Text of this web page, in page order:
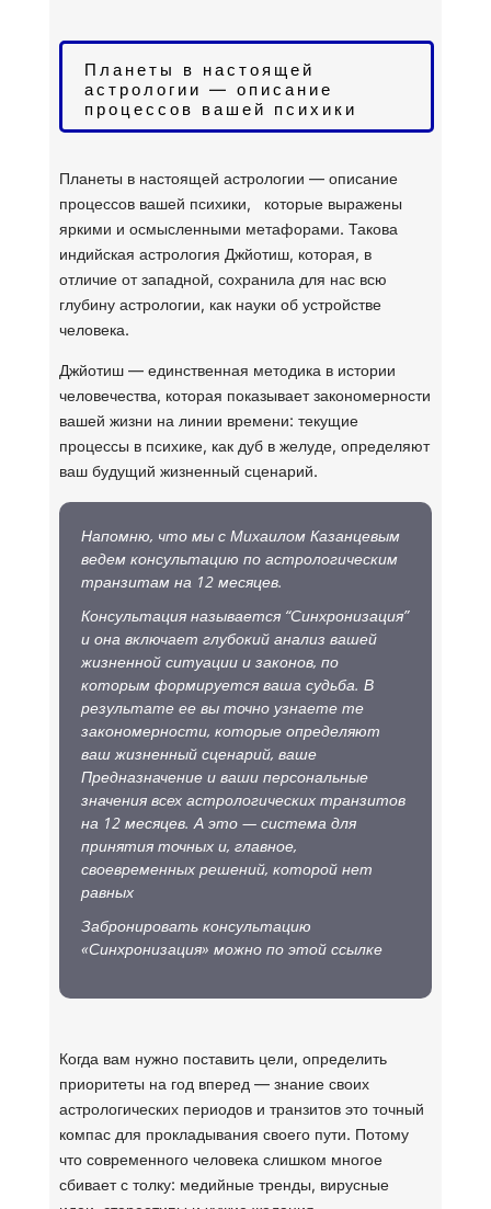
Планеты в настоящей
астрологии — описание
процессов вашей психики
Планеты в настоящей астрологии — описание
процессов вашей психики,
которые выражены
яркими и осмысленными метафорами. Такова
индийская астрология Джйотиш, которая, в
отличие от западной, сохранила для нас всю
глубину астрологии, как науки об устройстве
человека.
Джйотиш — единственная методика в истории
человечества, которая показывает закономерности
вашей жизни на линии времени: текущие
процессы в психике, как дуб в желуде, определяют
ваш будущий жизненный сценарий.
Напомню, что мы с Михаилом Казанцевым
ведем консультацию по астрологическим
транзитам на 12 месяцев.
Консультация называется “Синхронизация”
и она включает глубокий анализ вашей
жизненной ситуации и законов, по
которым формируется ваша судьба. В
результате ее вы точно узнаете те
закономерности, которые определяют
ваш жизненный сценарий, ваше
Предназначение и ваши персональные
значения всех астрологических транзитов
на 12 месяцев. А это — система для
принятия точных и, главное,
своевременных решений, которой нет
равных
Забронировать консультацию
«Синхронизация» можно по этой ссылке
Когда вам нужно поставить цели, определить
приоритеты на год вперед — знание своих
астрологических периодов и транзитов это точный
компас для прокладывания своего пути. Потому
что современного человека слишком многое
сбивает с толку: медийные тренды, вирусные